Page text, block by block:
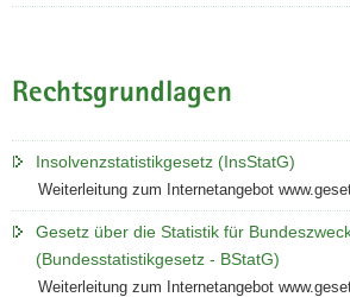
Rechtsgrundlagen
Insolvenzstatistikgesetz (InsStatG)
Weiterleitung zum Internetangebot
Gesetz über die Statistik für
(Bundesstatistikgesetz - BStatG)
Weiterleitung zum Internetangebot